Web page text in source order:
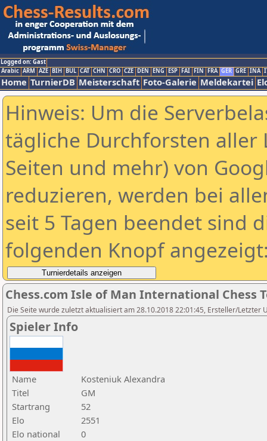
Logged on: Gast
Arabic ARM AZE BIH BUL CAT CHN CRO CZE DEN ENG ESP FAI FIN FRA GER GRE INA
Home TurnierDB Meisterschaft Foto-Galerie Meldekartei
Hinweis: Um die
tägliche Durchforsten aller
Seiten und mehr) von
reduzieren, werden bei
seit 5 Tagen beendet sind
folgenden Knopf
Chess.com Isle of Man International Chess
Die Seite wurde zuletzt aktualisiert am 28.10.2018 22:01:45, Ersteller/Letzter
Spieler Info
Name
Kosteniuk Alexandra
Titel
GM
Startrang
52
Elo
2551
Elo national
0